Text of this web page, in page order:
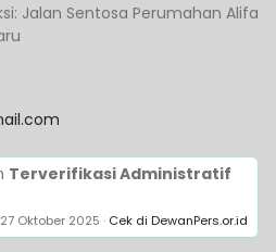
Jalan Sentosa Perumahan Alifa
Terverifikasi Administratif
27 Oktober 2025 · Cek di DewanPers.or.id